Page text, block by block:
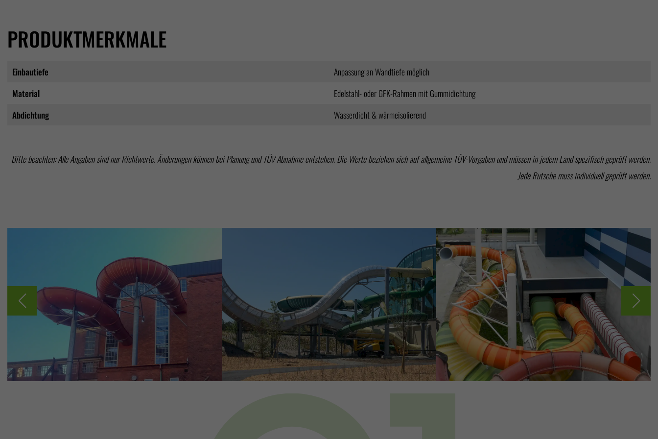
PRODUKTMERKMALE
Einbautiefe
Anpassung an Wandtiefe möglich
Material
Edelstahl- oder GFK-Rahmen mit Gummidichtung
Abdichtung
Wasserdicht & wärmeisolierend
Bitte beachten: Alle Angaben sind nur Richtwerte. Änderungen können bei Planung und TÜV Abnahme entstehen. Die Werte beziehen sich auf allgemeine TÜV-Vorgaben und müssen in jedem Land spezifisch geprüft werden.
Jede Rutsche muss individuell geprüft werden.